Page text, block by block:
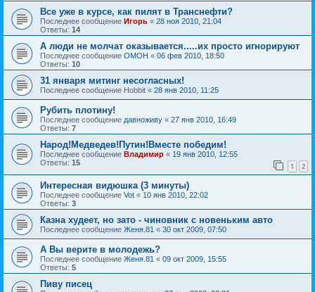
Все уже в курсе, как пилят в Транснефти?
Последнее сообщение Игорь « 28 ноя 2010, 21:04
Ответы: 14
А люди не молчат оказывается.....их просто игнорируют
Последнее сообщение OMOH « 06 фев 2010, 18:50
Ответы: 10
31 января митинг несогласных!
Последнее сообщение Hobbit « 28 янв 2010, 11:25
Рубить плотину!
Последнее сообщение давноживу « 27 янв 2010, 16:49
Ответы: 7
Народ!Медведев!Путин!Вместе победим!
Последнее сообщение Владимир « 19 янв 2010, 12:55
Ответы: 15 1 2
Интересная видюшка (3 минуты)
Последнее сообщение Vot « 10 янв 2010, 22:02
Ответы: 3
Казна худеет, но зато - чиновник с новеньким авто
Последнее сообщение Женя.81 « 30 окт 2009, 07:50
А Вы верите в молодежь?
Последнее сообщение Женя.81 « 09 окт 2009, 15:55
Ответы: 5
Пиву писец